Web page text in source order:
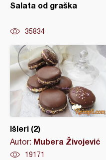
Salata od graška
35834
Išleri (2)
Autor: Mubera Živojević
19171